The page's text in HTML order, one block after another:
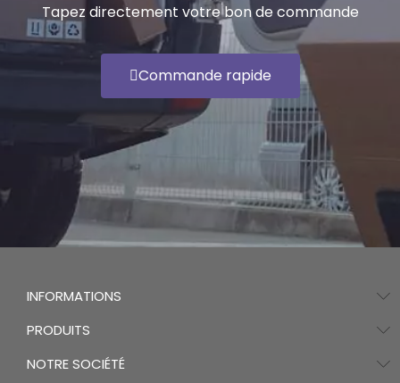
Tapez directement votre bon de commande
Commande rapide
INFORMATIONS
PRODUITS
NOTRE SOCIÉTÉ